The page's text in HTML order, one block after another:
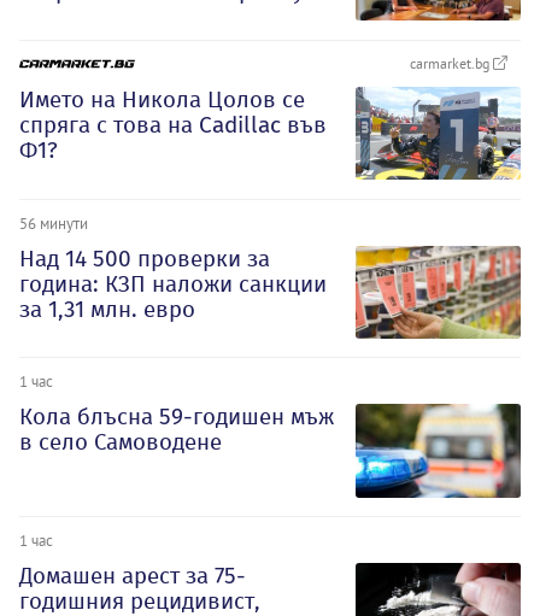
carmarket.bg
Името на Никола Цолов се
спряга с това на Cadillac във
Ф1?
56 минути
Над 14 500 проверки за
година: КЗП наложи санкции
за 1,31 млн. евро
1 час
Кола блъсна 59-годишен мъж
в село Самоводене
1 час
Домашен арест за 75-
годишния рецидивист,